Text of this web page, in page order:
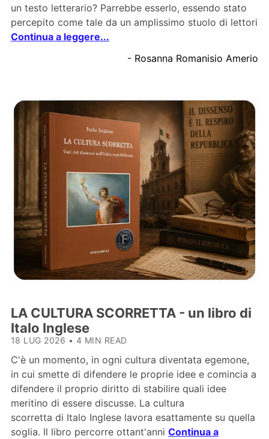
un testo letterario? Parrebbe esserlo, essendo stato
percepito come tale da un amplissimo stuolo di lettori
Continua a leggere...
- Rosanna Romanisio Amerio
LA CULTURA SCORRETTA - un libro di
Italo Inglese
18 LUG 2026 • 4 MIN READ
C'è un momento, in ogni cultura diventata egemone,
in cui smette di difendere le proprie idee e comincia a
difendere il proprio diritto di stabilire quali idee
meritino di essere discusse. La cultura
scorretta di Italo Inglese lavora esattamente su quella
soglia. Il libro percorre ottant'anni Continua a